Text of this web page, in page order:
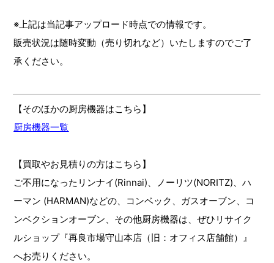
※上記は当記事アップロード時点での情報です。
販売状況は随時変動（売り切れなど）いたしますのでご了
承ください。
【そのほかの厨房機器はこちら】
厨房機器一覧
【買取やお見積りの方はこちら】
ご不用になったリンナイ(Rinnai)、ノーリツ(NORITZ)、ハ
ーマン (HARMAN)などの、コンベック、ガスオーブン、コ
ンベクションオーブン、その他厨房機器は、ぜひリサイク
ルショップ『再良市場守山本店（旧：オフィス店舗館）』
へお売りください。